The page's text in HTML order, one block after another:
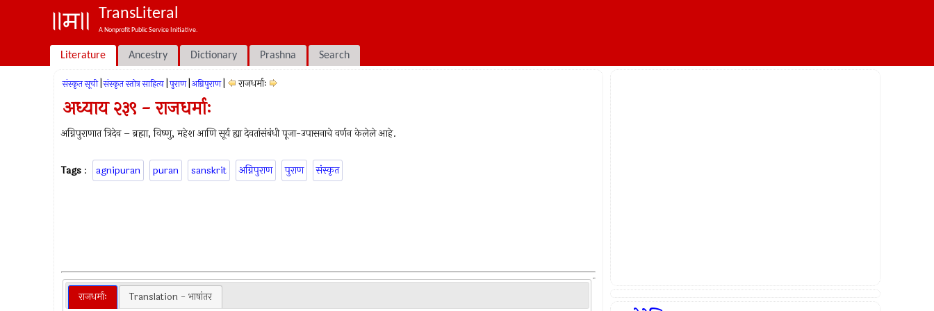
TransLiteral
A Nonprofit Public Service Initiative.
Literature Ancestry Dictionary Prashna Search
संस्कृत सूची संस्कृत स्तोत्र साहित्य पुराण अग्निपुराण राजधर्माः
अध्याय २३९ - राजधर्माः
अग्निपुराणात त्रिदेव – ब्रह्मा, विष्‍णु, महेश आणि सूर्य ह्या देवतांसंबंधी पूजा-उपासनाचे वर्णन केलेले आहे.
Tags : agnipuran puran sanskrit अग्निपुराण पुराण संस्कृत
राजधर्माः Translation - भाषांतर